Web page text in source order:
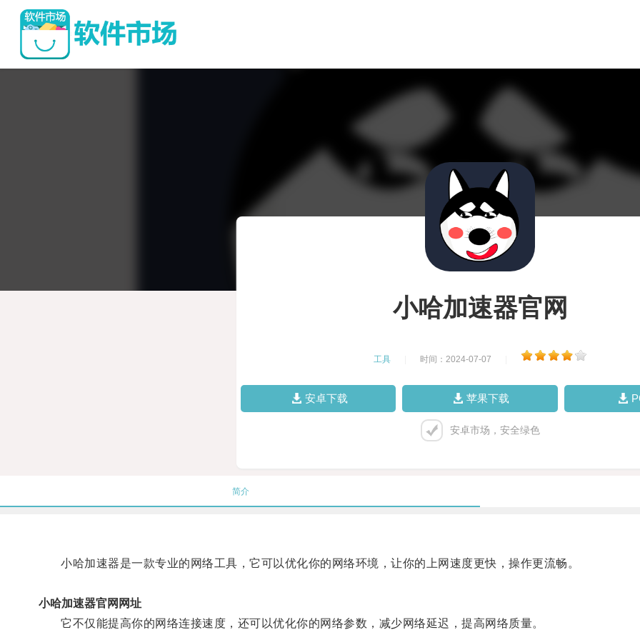
小哈加速器官网
工具 时间：2024-07-07
安卓下载 苹果下载
安卓市场，安全绿色
简介
小哈加速器是一款专业的网络工具，它可以优化你的网络环境，让你的上网速度更快，操作更流畅。
小哈加速器官网网址
它不仅能提高你的网络连接速度，还可以优化你的网络参数，减少网络延迟，提高网络质量。